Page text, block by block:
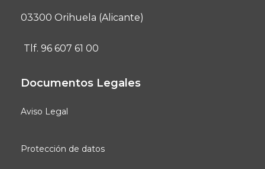
03300 Orihuela (Alicante)
Tlf. 96 607 61 00
Documentos Legales
Aviso Legal
Protección de datos